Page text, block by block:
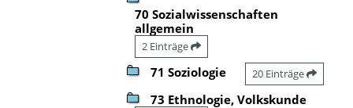
70 Sozialwissenschaften
allgemein
2 Einträge
71 Soziologie 20 Einträge
73 Ethnologie, Volkskunde